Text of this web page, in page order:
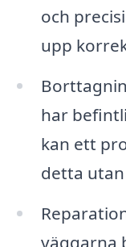
och
upp
har
kan ett
detta
väggarna